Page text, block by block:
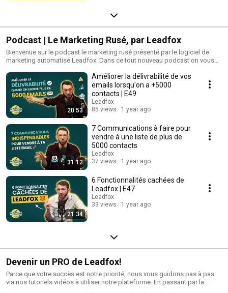
Podcast | Le Marketing Rusé, par Leadfox
Bienvenue sur le podcast le marketing rusé présenté par le logiciel de
marketing automatisé Leadfox. Dans ce tout nouveau podcast on vous
utiliser pour générer plus de prospects, faire plus de ventes et propulser
votre entreprise sur le web! Que vous soyez une PME, un gestionnaire
marketing ou même une agence marketing, vous y trouverez une foule
d’informations et d’inspirations pour rentabiliser vos publicités, générer
plus de prospects et faire croître votre entreprise plus facilement! Envie
d'essayer Leadfox? Ouvrez un essai gratuit de 14 jours dès maintenant!
https://freetrial.app.leadfox.co/?lang=fr&utm_source=inbound-
marketing&utm_campaign=free-trial&utm_content=podcast
20:53
Améliorer la délivrabilité de vos
emails lorsqu'on a +5000
contacts | E49
Leadfox
85 views
1 year ago
31:12
7 Communications à faire pour
vendre à une liste de plus de
5000 contacts
Leadfox
37 views
1 year ago
21:34
6 Fonctionnalités cachées de
Leadfox | E47
Leadfox
33 views
1 year ago
Devenir un PRO de Leadfox!
Parce que votre succès est notre priorité, nous vous guidons pas à pas
via nos tutoriels vidéos à utiliser notre plateforme. En passant par la